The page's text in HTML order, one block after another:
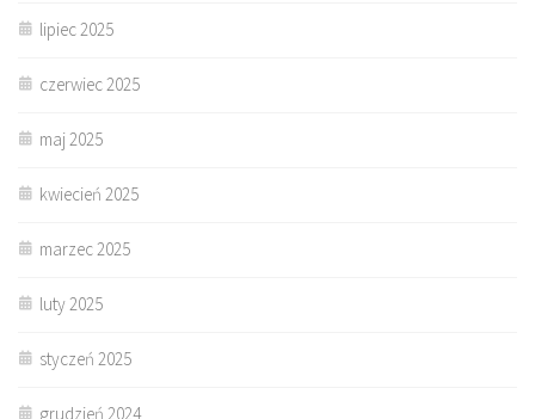
lipiec 2025
czerwiec 2025
maj 2025
kwiecień 2025
marzec 2025
luty 2025
styczeń 2025
grudzień 2024